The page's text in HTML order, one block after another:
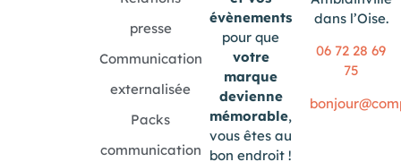
presse
Communication
externalisée
Packs
communication
évènements
pour que
votre
marque
devienne
mémorable,
vous êtes au
bon endroit !
dans l’Oise.
06 72 28 69
75